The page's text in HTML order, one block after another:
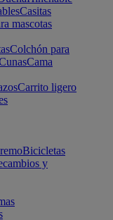
Casitas
mascotas
Colchón para
Cama
Carrito ligero
Bicicletas
y